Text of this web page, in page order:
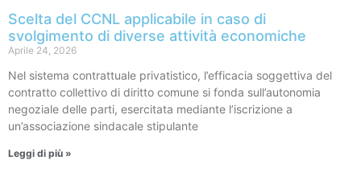
Scelta del CCNL applicabile in caso di
svolgimento di diverse attività economiche
Aprile 24, 2026
Nel sistema contrattuale privatistico, l’efficacia soggettiva del
contratto collettivo di diritto comune si fonda sull’autonomia
negoziale delle parti, esercitata mediante l’iscrizione a
un’associazione sindacale stipulante
Leggi di più »